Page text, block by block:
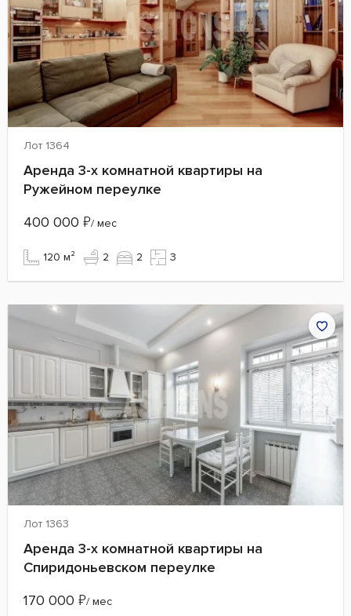
Лот 1364
Аренда 3-х комнатной квартиры на
Ружейном переулке
400 000 ₽/ мес
120 м² 2 2 3
Лот 1363
Аренда 3-х комнатной квартиры на
Спиридоньевском переулке
170 000 ₽/ мес